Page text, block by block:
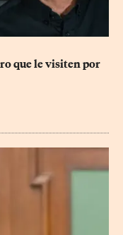
que le visiten por